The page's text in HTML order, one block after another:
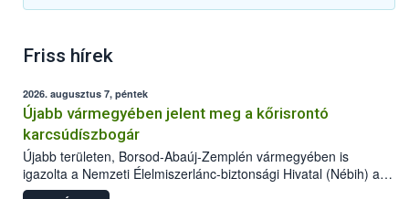
Friss hírek
2026. augusztus 7, péntek
Újabb vármegyében jelent meg a kőrisrontó
karcsúdíszbogár
Újabb területen, Borsod-Abaúj-Zemplén vármegyében is
igazolta a Nemzeti Élelmiszerlánc-biztonsági Hivatal (Nébih) a
kőrisrontó karcsúdíszbogár (Agrilus planipennis) jelenlétét. A